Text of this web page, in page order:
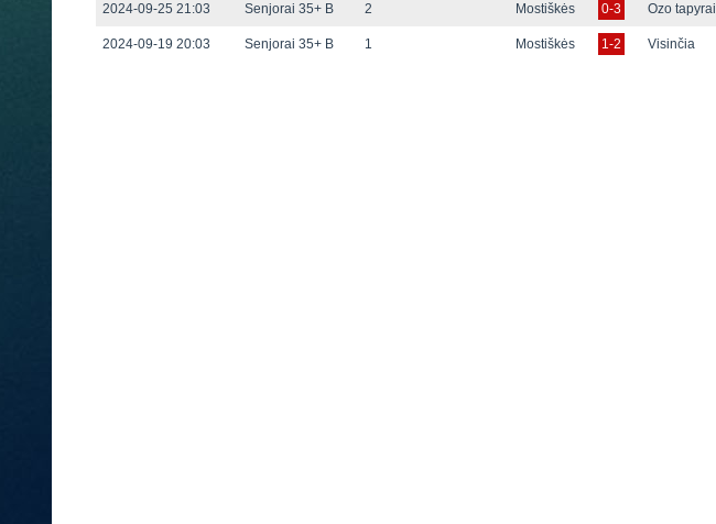
2024-09-25 21:03 Senjorai 35+ B 2 Mostiškės 0-3 Ozo tapyrai
2024-09-19 20:03 Senjorai 35+ B 1 Mostiškės 1-2 Visinčia